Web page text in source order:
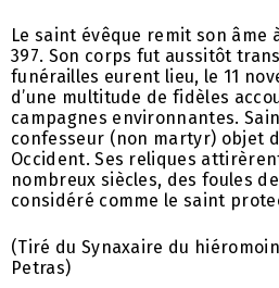
Le saint évêque remit son âme
397. Son corps fut aussitôt
funérailles eurent lieu, le 11
d’une multitude de fidèles
campagnes environnantes.
confesseur (non martyr) objet
Occident. Ses reliques
nombreux siècles, des foules
considéré comme le saint
(Tiré du Synaxaire du
Petras)